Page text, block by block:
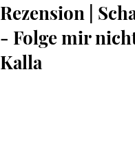
Rezension |
- Folge mir
Kalla